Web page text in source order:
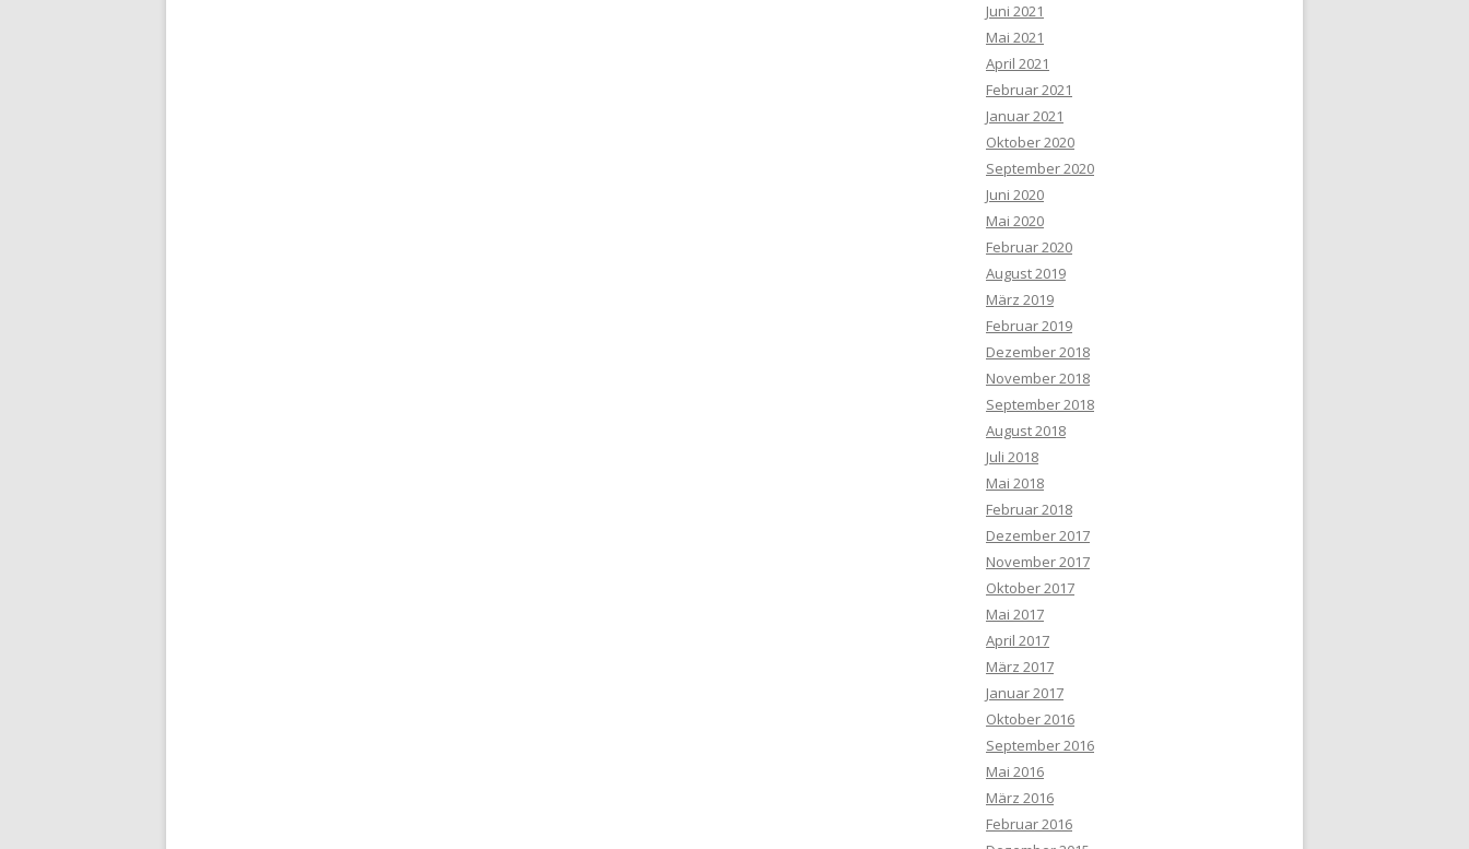
Juni 2021
Mai 2021
April 2021
Februar 2021
Januar 2021
Oktober 2020
September 2020
Juni 2020
Mai 2020
Februar 2020
August 2019
März 2019
Februar 2019
Dezember 2018
November 2018
September 2018
August 2018
Juli 2018
Mai 2018
Februar 2018
Dezember 2017
November 2017
Oktober 2017
Mai 2017
April 2017
März 2017
Januar 2017
Oktober 2016
September 2016
Mai 2016
März 2016
Februar 2016